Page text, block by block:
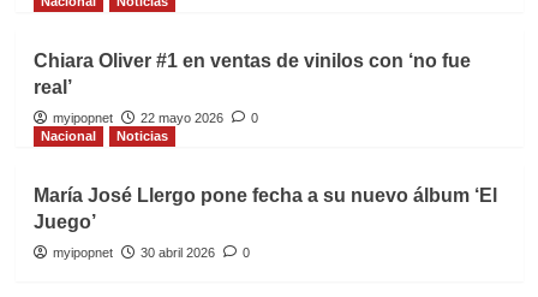
Chiara Oliver #1 en ventas de vinilos con ‘no fue
real’
myipopnet 22 mayo 2026
0
Nacional
Noticias
María José Llergo pone fecha a su nuevo álbum ‘El
Juego’
myipopnet 30 abril 2026 0